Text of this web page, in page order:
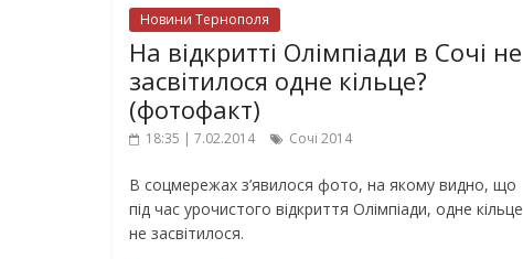
Новини Тернополя
На відкритті Олімпіади в Сочі не
засвітилося одне кільце?
(фотофакт)
18:35 | 7.02.2014 Сочі 2014
В соцмережах з’явилося фото, на якому видно, що
під час урочистого відкриття Олімпіади, одне кільце
не засвітилося.